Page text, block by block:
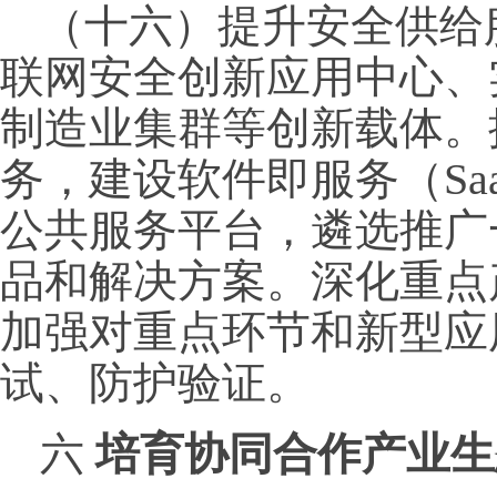
（十六）提升安全供
联网安全创新应用中心
制造业集群等创新载体
务，建设软件即服务（
公共服务平台，遴选推
品和解决方案。深化重
加强对重点环节和新型
试、防护验证。
六培育协同合作产业